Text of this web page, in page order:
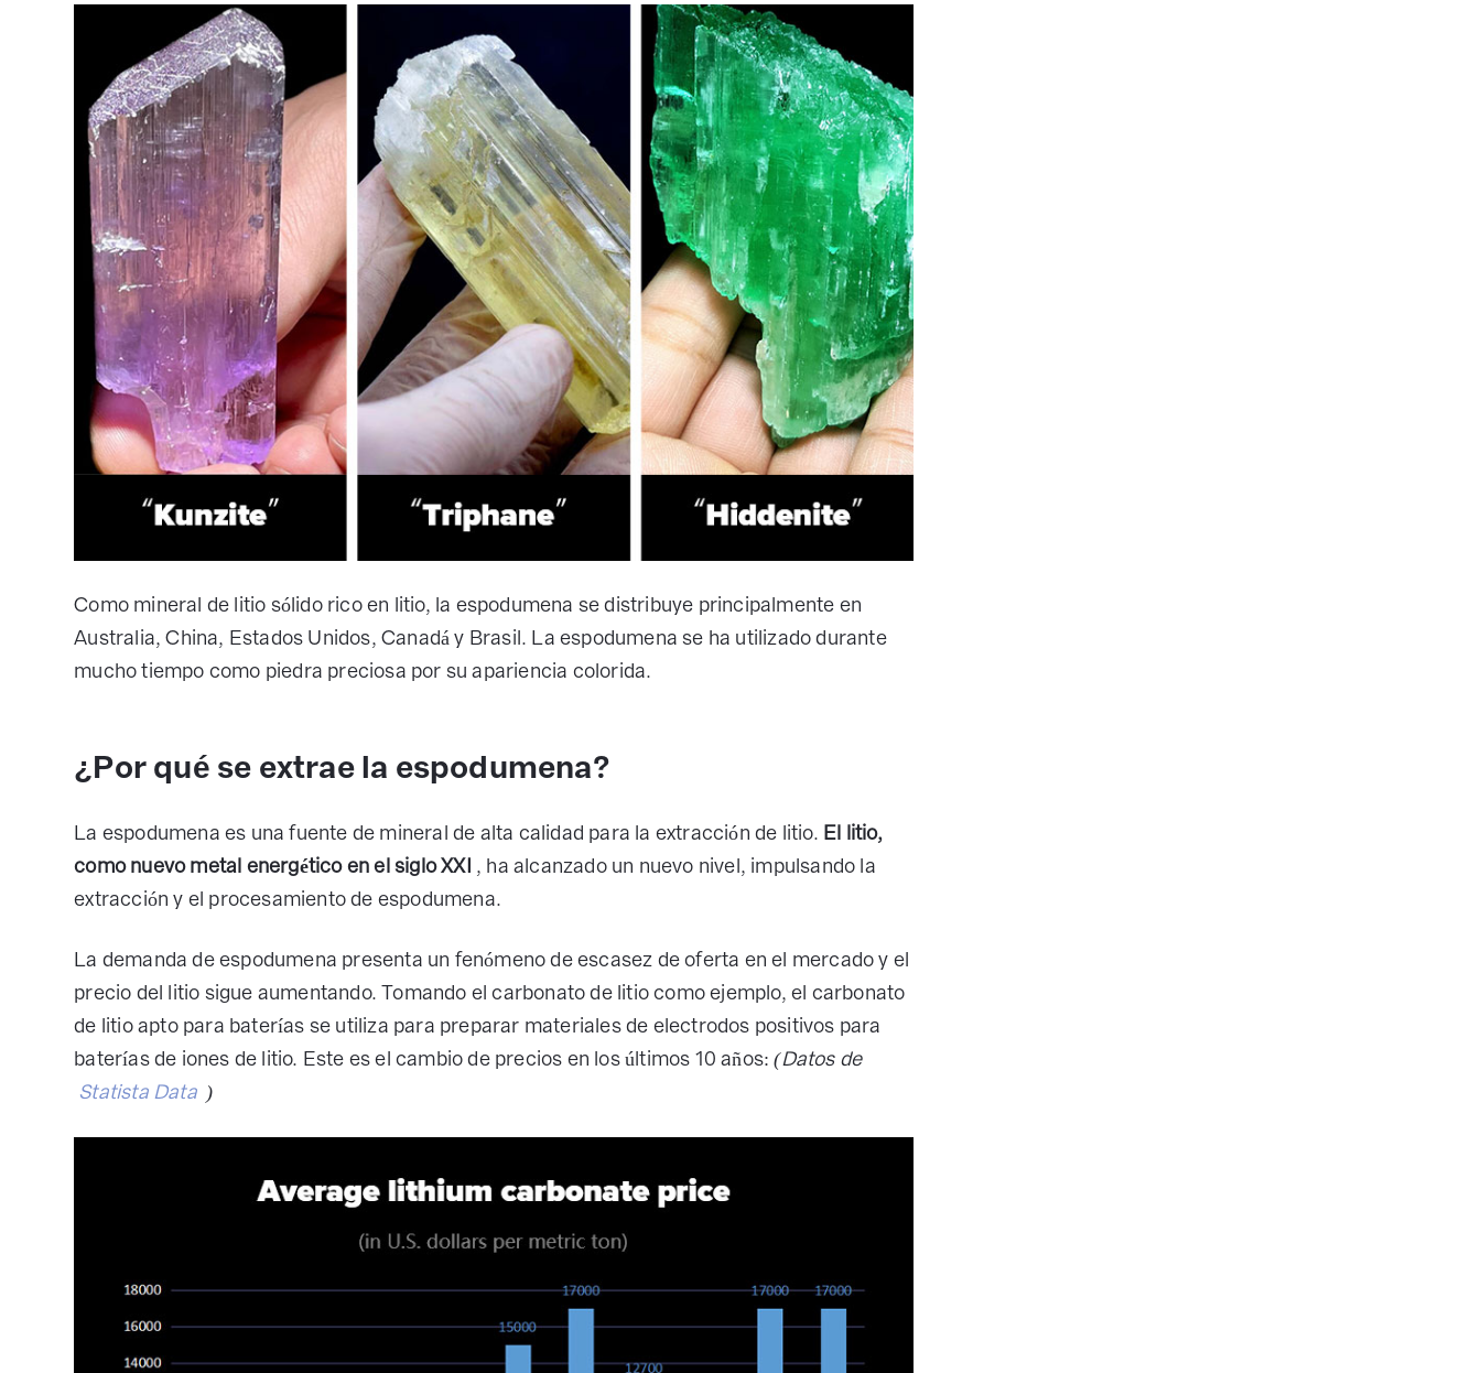
Como mineral de litio sólido rico en litio, la espodumena se distribuye principalmente en
Australia, China, Estados Unidos, Canadá y Brasil. La espodumena se ha utilizado durante
mucho tiempo como piedra preciosa por su apariencia colorida.
¿Por qué se extrae la espodumena?
La espodumena es una fuente de mineral de alta calidad para la extracción de litio. El litio,
como nuevo metal energético en el siglo XXI , ha alcanzado un nuevo nivel, impulsando la
extracción y el procesamiento de espodumena.
La demanda de espodumena presenta un fenómeno de escasez de oferta en el mercado y el
precio del litio sigue aumentando. Tomando el carbonato de litio como ejemplo, el carbonato
de litio apto para baterías se utiliza para preparar materiales de electrodos positivos para
baterías de iones de litio. Este es el cambio de precios en los últimos 10 años:(Datos de
Statista Data )